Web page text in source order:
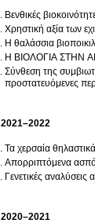
Βενθικές
Χρηστική αξία των
Η ΒΙΟΛΟΓΙΑ ΣΤΗΝ
Σύνθεση της
προστατευόμενες
2021–2022
Τα χερσαία
Απορριπτόμενα
Γενετικές
2020–2021